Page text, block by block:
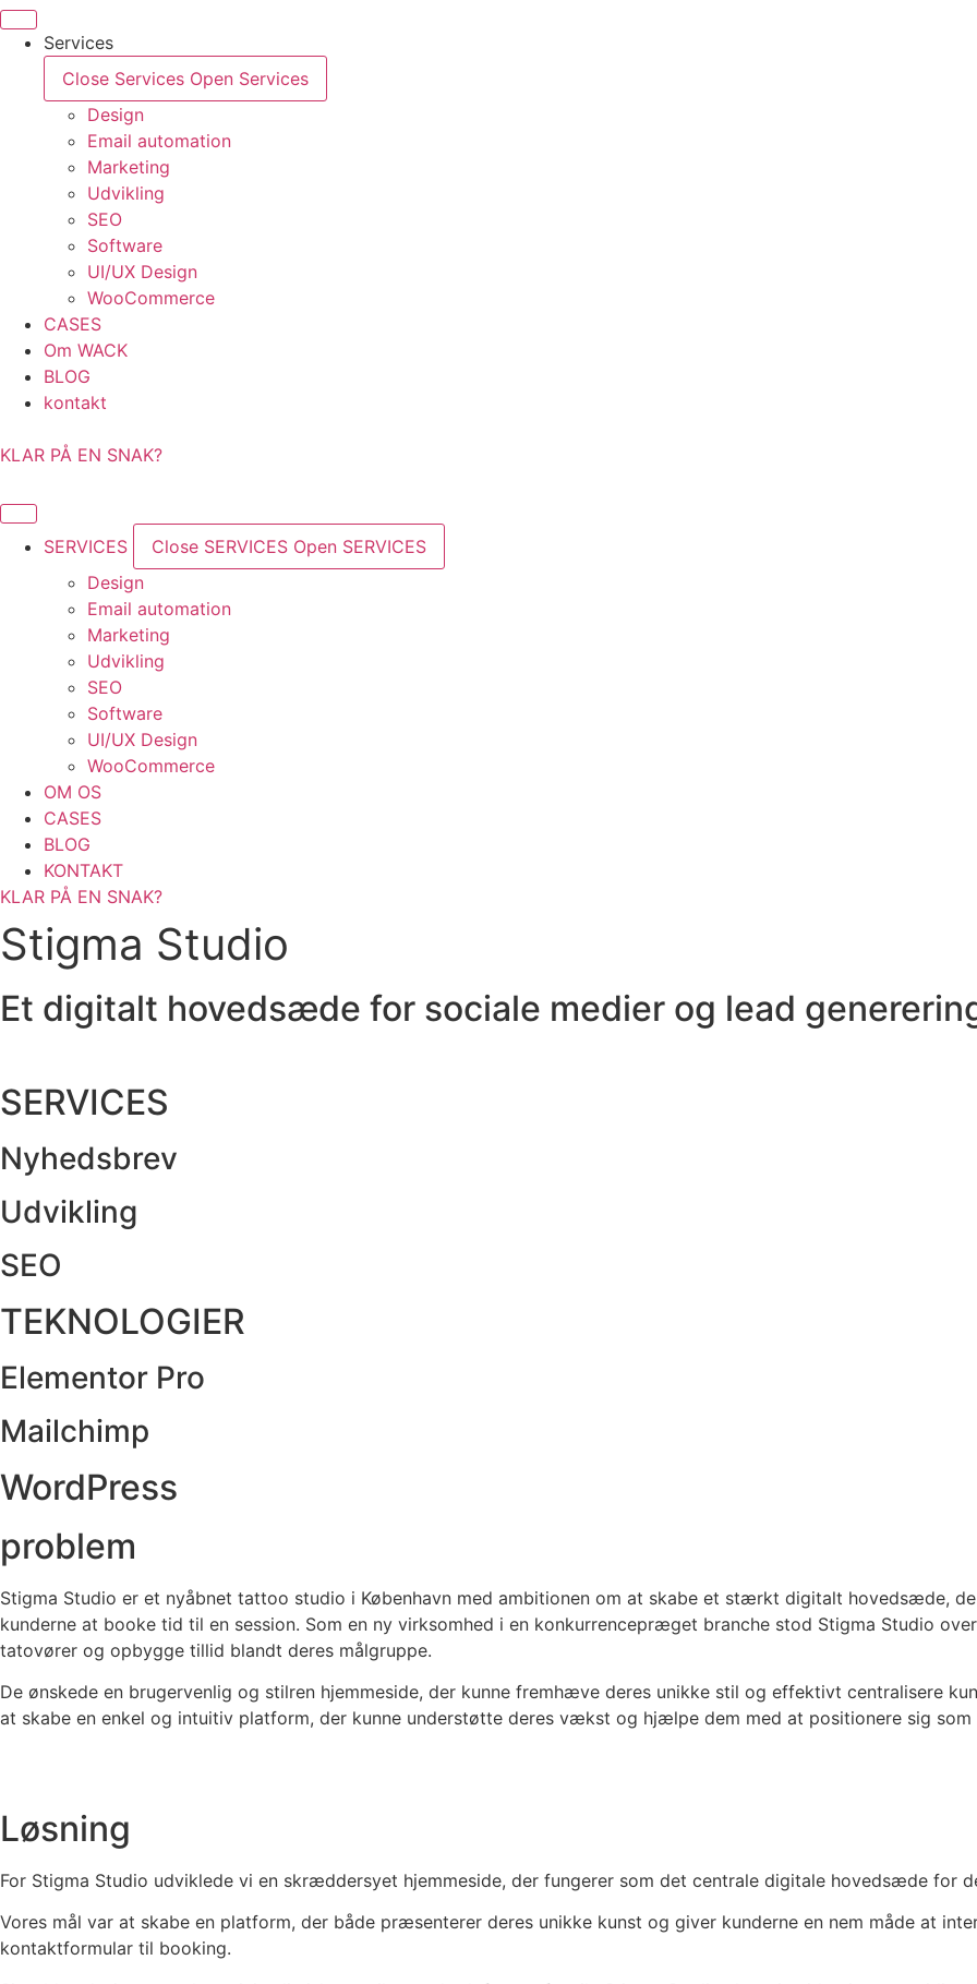
Videre
indhold
Services
Close Services Open Services
Design
Email automation
Marketing
Udvikling
SEO
Software
UI/UX Design
WooCommerce
CASES
Om WACK
BLOG
kontakt
KLAR PÅ EN SNAK?
SERVICES Close SERVICES Open SERVICES
Design
Email automation
Marketing
Udvikling
SEO
Software
UI/UX Design
WooCommerce
OM OS
CASES
BLOG
KONTAKT
KLAR PÅ EN SNAK?
Stigma Studio
Et digitalt hovedsæde for sociale medier og lead
SERVICES
Nyhedsbrev
Udvikling
SEO
TEKNOLOGIER
Elementor Pro
Mailchimp
WordPress
problem
Stigma Studio er et nyåbnet tattoo studio i København med ambitionen om at skabe et stærkt digitalt hovedsæde,
kunderne at booke tid til en session. Som en ny virksomhed i en konkurrencepræget branche stod Stigma Studio
tatovører og opbygge tillid blandt deres målgruppe.
De ønskede en brugervenlig og stilren hjemmeside, der kunne fremhæve deres unikke stil og effektivt centralisere
at skabe en enkel og intuitiv platform, der kunne understøtte deres vækst og hjælpe dem med at positionere sig
Løsning
For Stigma Studio udviklede vi en skræddersyet hjemmeside, der fungerer som det centrale digitale hovedsæde for
Vores mål var at skabe en platform, der både præsenterer deres unikke kunst og giver kunderne en nem måde at
kontaktformular til booking.